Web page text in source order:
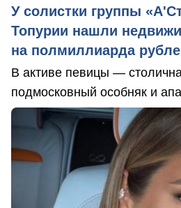
У солистки группы
Топурии нашли
на полмиллиарда
В активе певицы —
подмосковный особняк и